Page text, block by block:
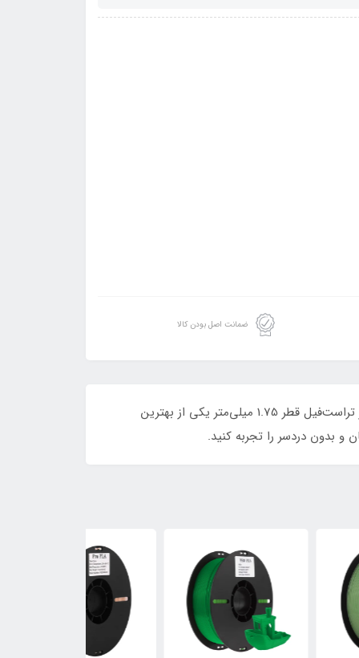
ضمانت اصل بودن کالا
اگر به دنبال فیلامنتی با کیفیت بالا، استحکام مناسب و چاپی دقیق برای پروژه‌های حرفه‌ای خود هستید، فیلامنت PLA Pro قرمز تراست‌فیل قطر 1.75 میلی‌متر یکی از بهترین